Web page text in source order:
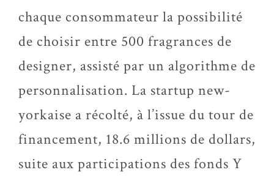
chaque consommateur la possibilité
de choisir entre 500 fragrances de
designer, assisté par un algorithme de
personnalisation. La startup new-
yorkaise a récolté, à l’issue du tour de
financement, 18.6 millions de dollars,
suite aux participations des fonds Y